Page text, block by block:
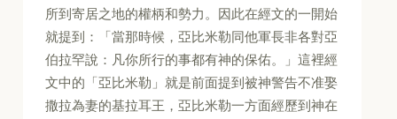
所到寄居之地的權柄和勢力。因此在經文的一開始
就提到：「當那時候，亞比米勒同他軍長非各對亞
伯拉罕說：凡你所行的事都有神的保佑。」這裡經
文中的「亞比米勒」就是前面提到被神警告不准娶
撒拉為妻的基拉耳王，亞比米勒一方面經歷到神在